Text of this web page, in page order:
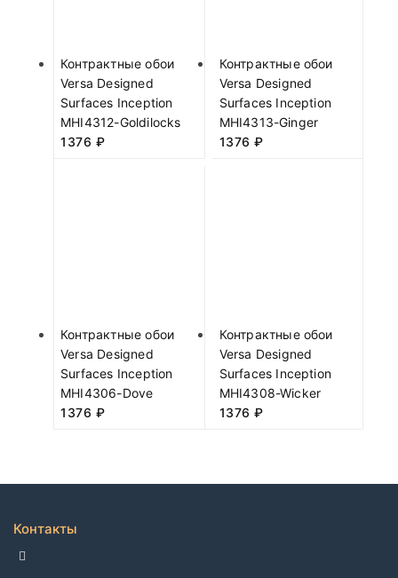
Контрактные обои
Versa Designed
Surfaces Inception
MHI4312-Goldilocks
1376 ₽
Контрактные обои
Versa Designed
Surfaces Inception
MHI4313-Ginger
1376 ₽
Контрактные обои
Versa Designed
Surfaces Inception
MHI4306-Dove
1376 ₽
Контрактные обои
Versa Designed
Surfaces Inception
MHI4308-Wicker
1376 ₽
Контакты